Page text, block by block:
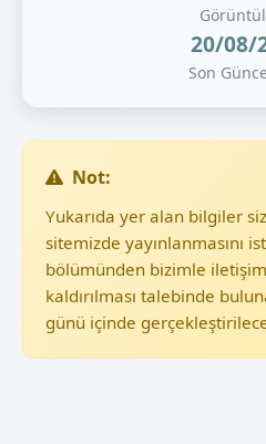
20/08/
Son
Not:
Yukarıda yer alan bilgiler
sitemizde yayınlanmasını
bölümünden bizimle
kaldırılması talebinde
günü içinde